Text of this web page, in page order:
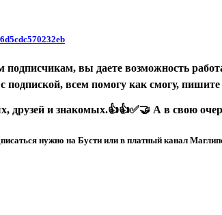
вы даете возможность
подпиской, всем помогу как смогу,
друзей и знакомых.👍👍✅🤝 А в свою
нужно на Бусти или в платный канал